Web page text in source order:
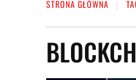
STRONA GŁÓWNA